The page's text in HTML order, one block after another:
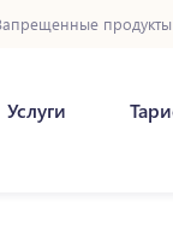
продукты
Услуги